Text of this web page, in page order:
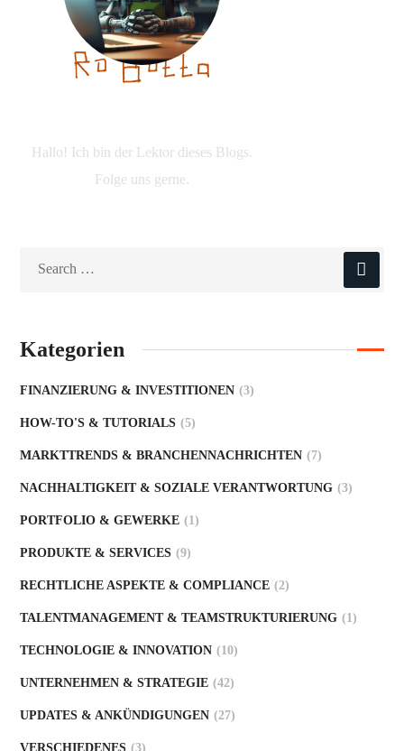
Hallo! Ich bin der Lektor dieses Blogs.
Folge uns gerne.
Kategorien
FINANZIERUNG & INVESTITIONEN (3)
HOW-TO'S & TUTORIALS (5)
MARKTTRENDS & BRANCHENNACHRICHTEN (7)
NACHHALTIGKEIT & SOZIALE VERANTWORTUNG (3)
PORTFOLIO & GEWERKE (1)
PRODUKTE & SERVICES (9)
RECHTLICHE ASPEKTE & COMPLIANCE (2)
TALENTMANAGEMENT & TEAMSTRUKTURIERUNG (1)
TECHNOLOGIE & INNOVATION (10)
UNTERNEHMEN & STRATEGIE (42)
UPDATES & ANKÜNDIGUNGEN (27)
VERSCHIEDENES (3)